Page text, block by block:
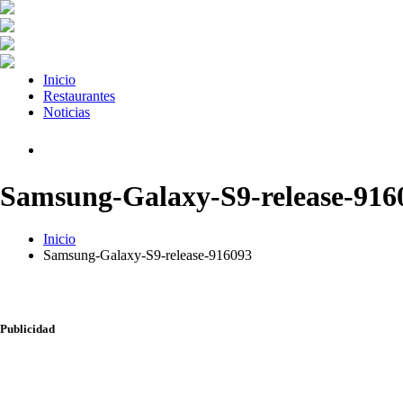
Inicio
Restaurantes
Noticias
Samsung-Galaxy-S9-release-
Inicio
Samsung-Galaxy-S9-release-916093
Publicidad